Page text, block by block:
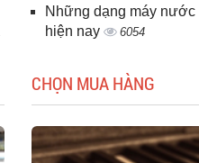
Những dạng máy nước
hiện nay
6054
CHỌN MUA HÀNG